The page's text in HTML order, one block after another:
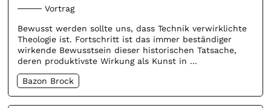
Vortrag
Bewusst werden sollte uns, dass Technik verwirklichte
Theologie ist. Fortschritt ist das immer beständiger
wirkende Bewusstsein dieser historischen Tatsache,
deren produktivste Wirkung als Kunst in ...
Bazon Brock